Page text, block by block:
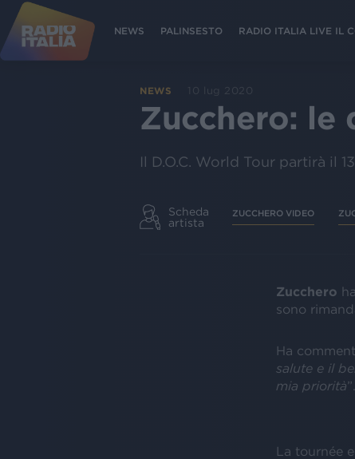
NEWS PALINSESTO RADIO ITALIA LIVE IL
NEWS 10 lug 2020
Zucchero: le
Il D.O.C. World Tour partirà il
Scheda
artista
ZUCCHERO VIDEO
Zucchero
sono
Ha
salute e il
mia priorità”.
La tournée